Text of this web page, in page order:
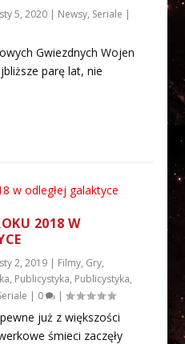
sty 5, 2020| Newsy, Seriale |
Gwiezdnych Wojen
parę lat, nie
2018 W
sty 2, 2019| Filmy, Gry,
, Publicystyka, Publicystyka,
| 0 |
już z większości
śmieci zaczęły